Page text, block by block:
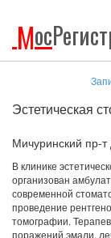
Мос
Эстетическая
Мичуринский пр-т
В клинике
организован
современной
проведение
томографии.
поражений эмали,